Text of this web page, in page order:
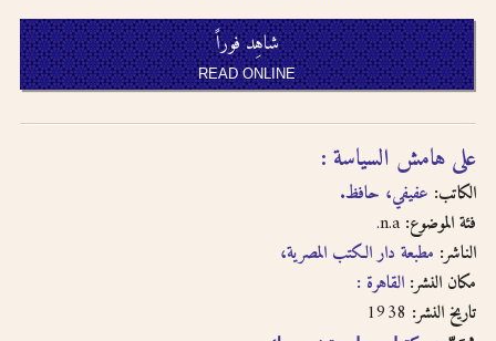
read the other
volumes.
Click on hyper-
find other books in
اضغط على الروابط لمزيد من
الكتب في نفس الفئة
الترجمة الصوتية بالحروف
اللاتينية تتبع
نظام مكتبة
الكونجرس
النطق يتبع العربية الفصحى
لدى الترجمة الصوتية
لدى الترجمة الصوتية تتساوى
حروف العلّة بتشكيل وبدونه
شاهِد فوراً
READ ONLINE
على هامش السياسة :
الكاتب: عفيفي، حافظ.
فئة الموضوع:
الناشر: مطبعة دار الكتب المصرية،
مكان النشر: القاهرة :
تاريخ النشر: